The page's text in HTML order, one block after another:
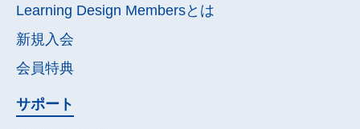
Learning Design Membersとは
新規入会
会員特典
サポート